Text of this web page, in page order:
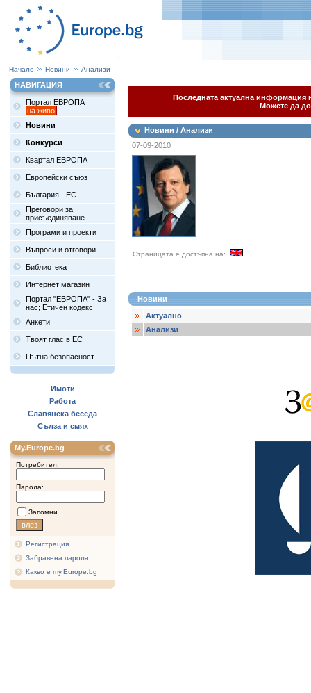
Начало Новини Анализи
НАВИГАЦИЯ
Портал ЕВРОПА
на живо
Новини
Конкурси
Квартал ЕВРОПА
Европейски съюз
България - ЕС
Преговори за
присъединяване
Програми и проекти
Въпроси и отговори
Библиотека
Интернет магазин
Портал "ЕВРОПА" - За
нас; Етичен кодекс
Анкети
Твоят глас в ЕС
Пътна безопасност
Имоти
Работа
Славянска беседа
Сълза и смях
My.Europe.bg
Потребител:
Парола:
Запомни
Регистрация
Забравена парола
Какво е my.Europe.bg
Последната актуална информация
Можете да
Новини / Анализи
07-09-2010
Страницата е достъпна на:
Новини
Актуално
Анализи